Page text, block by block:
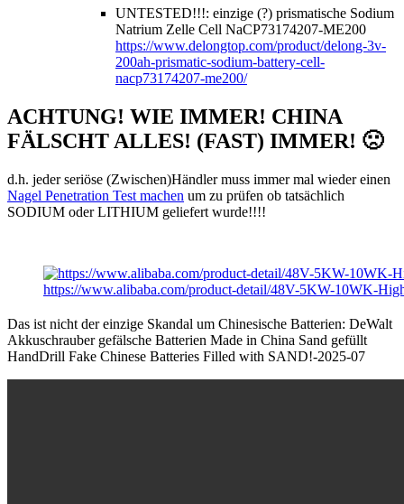
UNTESTED!!!: einzige (?) prismatische Sodium
Natrium Zelle Cell NaCP73174207-ME200
https://www.delongtop.com/product/delong-3v-
200ah-prismatic-sodium-battery-cell-
nacp73174207-me200/
ACHTUNG! WIE IMMER! CHINA
FÄLSCHT ALLES! (FAST) IMMER! 🙁
d.h. jeder seriöse (Zwischen)Händler muss immer mal wieder einen
Nagel Penetration Test machen um zu prüfen ob tatsächlich
SODIUM oder LITHIUM geliefert wurde!!!!
https://www.alibaba.com/product-detail/48V-5KW-10WK-
Das ist nicht der einzige Skandal um Chinesische Batterien: DeWalt
Akkuschrauber gefälsche Batterien Made in China Sand gefüllt
HandDrill Fake Chinese Batteries Filled with SAND!-2025-07